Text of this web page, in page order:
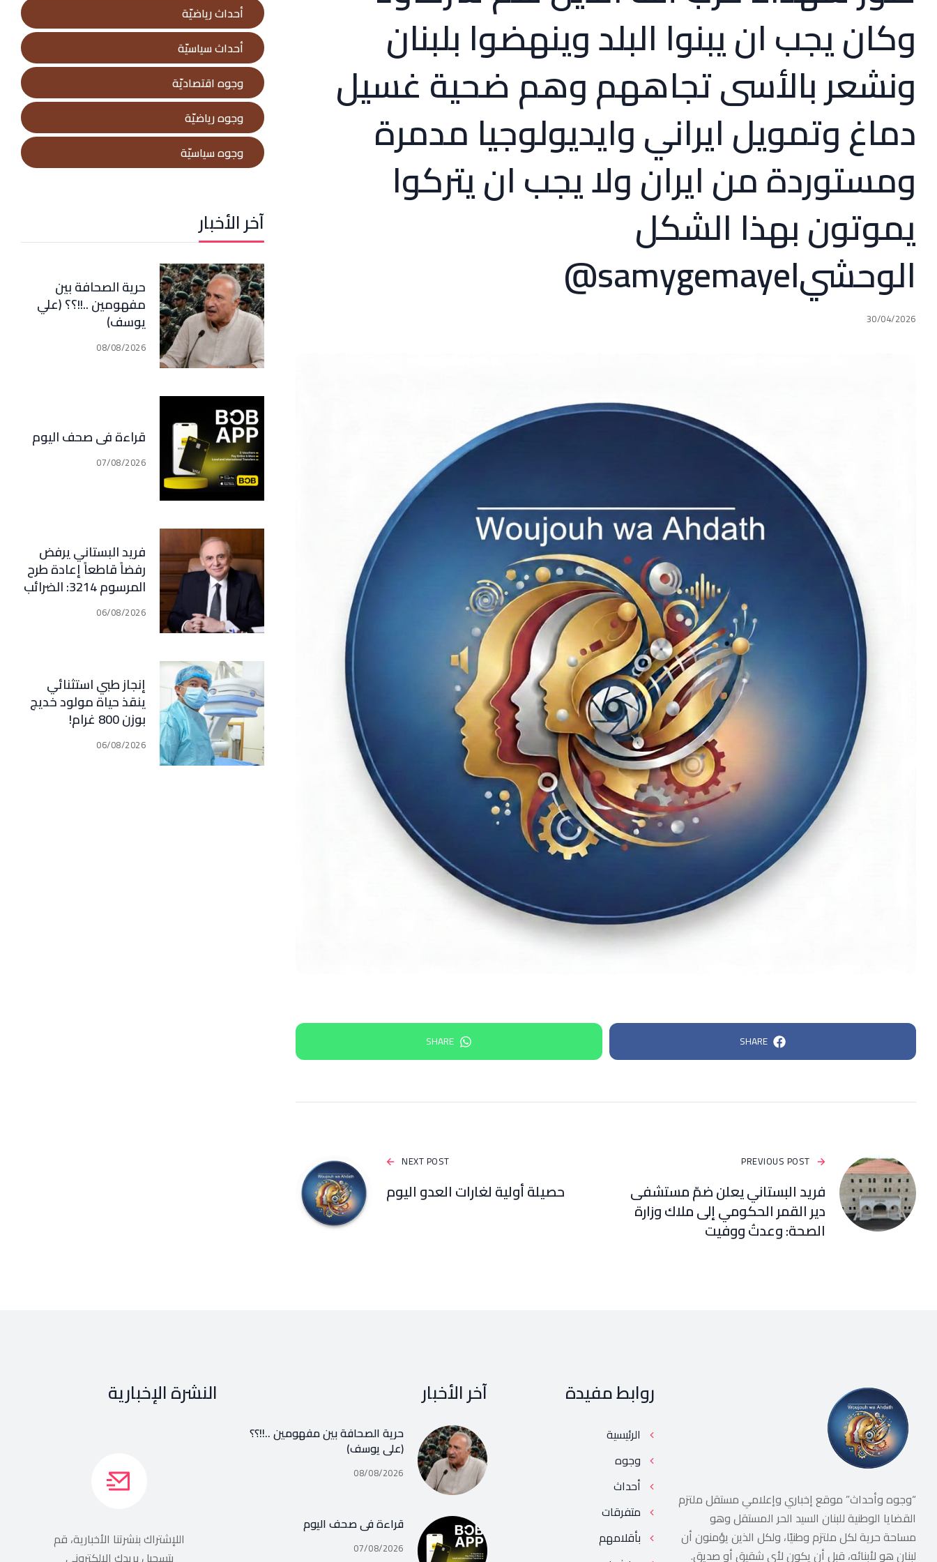
وكان يجب ان يبنوا البلد وينهضوا بلبنان
ونشعر بالأسى تجاههم وهم ضحية غسيل
دماغ وتمويل ايراني وايديولوجيا مدمرة
ومستوردة من ايران ولا يجب ان يتركوا
يموتون بهذا الشكل
الوحشي‎@samygemayel
30/04/2026
SHARE
SHARE
PREVIOUS POST
فريد البستاني يعلن ضمّ مستشفى
دير القمر الحكومي إلى ملاك وزارة
الصحة: وعدتُ ووفيت
NEXT POST
حصيلة أولية لغارات العدو اليوم
أحداث رياضيّة
أحداث سياسيّة
وجوه اقتصاديّة
وجوه رياضيّة
وجوه سياسيّة
آخر الأخبار
حرية الصحافة بين
مفهومين ..!!؟؟ (علي
يوسف)
08/08/2026
قراءة في صحف اليوم
07/08/2026
فريد البستاني يرفض
رفضاً قاطعاً إعادة طرح
المرسوم 3214: الضرائب
الجديدة تعرقل التعافي
الاقتصادي وتناقض
06/08/2026
إنجاز طبي استثنائي
ينقذ حياة مولود خديج
بوزن 800 غرام!
06/08/2026
“وجوه وأحداث” موقع إخباري وإعلامي مستقل ملتزم
القضايا الوطنية للبنان السيد الحر المستقل وهو
مساحة حرية لكل ملتزم وطنيًا، ولكل الذين يؤمنون أن
لبنان هو لأبنائه، قبل أن يكون لأي شقيق أو صديق.
روابط مفيدة
الرئيسية
وجوه
أحداث
متفرقات
بأقلامهم
آخر الأخبار
حرية الصحافة بين مفهومين ..!!؟؟
(علي يوسف)
08/08/2026
قراءة في صحف اليوم
07/08/2026
النشرة الإخبارية
اللإشتراك بنشرتنا الأخبارية، قم